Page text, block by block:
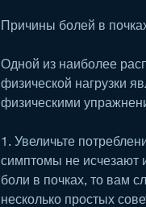
Причины болей в
Одной из наиболее
физической нагрузки
физическими
1. Увеличьте
симптомы не исчезают
боли в почках, то вам
несколько простых